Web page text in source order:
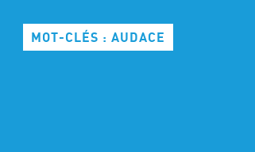
MOT-CLÉS : AUDACE